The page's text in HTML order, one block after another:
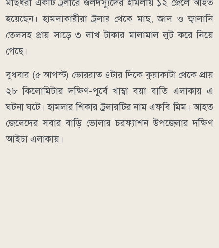
মাছধরা একটি ট্রলারে জলদস্যুদের হামলায় ১২ জেলে আহত
হয়েছেন। হামলাকারীরা ট্রলার থেকে মাছ, জাল ও জ্বালানি
তেলসহ প্রায় সাড়ে ৩ লাখ টাকার মালামাল লুট করে নিয়ে
গেছে।
বুধবার (৫ আগস্ট) ভোররাত ৪টার দিকে কুয়াকাটা থেকে প্রায়
২৮ কিলোমিটার দক্ষিণ-পূর্বে খাম্বা বয়া বাতি এলাকায় এ
ঘটনা ঘটে। হামলার শিকার ট্রলারটির নাম এফবি মিম। আহত
জেলেদের সবার বাড়ি ভোলার চরফ্যাশন উপজেলার দক্ষিণ
আইচা এলাকায়।